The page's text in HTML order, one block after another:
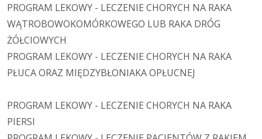
PROGRAM LEKOWY - LECZENIE CHORYCH NA RAKA
WĄTROBOWOKOMÓRKOWEGO LUB RAKA DRÓG
ŻÓŁCIOWYCH
PROGRAM LEKOWY - LECZENIE CHORYCH NA RAKA
PŁUCA ORAZ MIĘDZYBŁONIAKA OPŁUCNEJ
PROGRAM LEKOWY - LECZENIE CHORYCH NA RAKA
PIERSI